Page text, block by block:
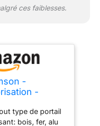
ces faiblesses.
-
-
Portail
type de portail
bois, fer, alu